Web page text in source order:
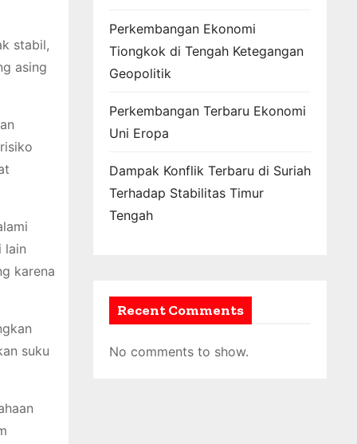
stabil,
asing
lain
karena
suku
Perkembangan Ekonomi
Tiongkok di Tengah Ketegangan
Geopolitik
Perkembangan Terbaru Ekonomi
Uni Eropa
Dampak Konflik Terbaru di Suriah
Terhadap Stabilitas Timur
Tengah
Recent Comments
No comments to show.